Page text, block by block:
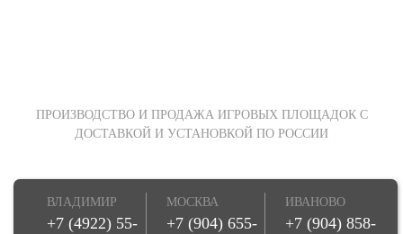
ПРОИЗВОДСТВО И ПРОДАЖА ИГРОВЫХ ПЛОЩАДОК С
ДОСТАВКОЙ И УСТАНОВКОЙ ПО РОССИИ
ВЛАДИМИР
+7 (4922) 55-
МОСКВА
+7 (904) 655-
ИВАНОВО
+7 (904) 858-